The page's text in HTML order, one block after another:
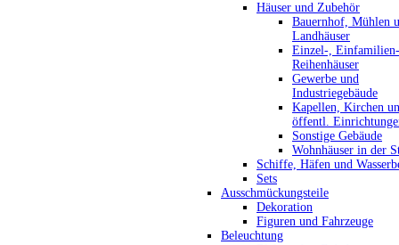
Häuser und Zubehör
Bauernhof, Mühlen
Landhäuser
Einzel-,
Reihenhäuser
Gewerbe und
Industriegebäude
Kapellen, Kirchen
öffentl.
Sonstige Gebäude
Wohnhäuser in der
Schiffe, Häfen und
Sets
Ausschmückungsteile
Dekoration
Figuren und Fahrzeuge
Beleuchtung